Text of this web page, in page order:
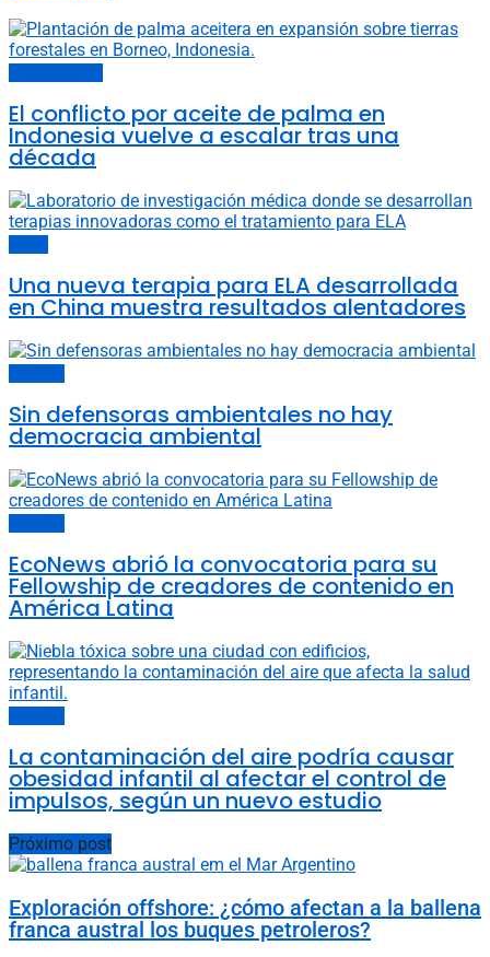
El conflicto por aceite de palma en
Indonesia vuelve a escalar tras una
década
Una nueva terapia para ELA desarrollada
en China muestra resultados alentadores
Sin defensoras ambientales no hay
democracia ambiental
EcoNews abrió la convocatoria para su
Fellowship de creadores de contenido en
América Latina
La contaminación del aire podría causar
obesidad infantil al afectar el control de
impulsos, según un nuevo estudio
Próximo post
Exploración offshore: ¿cómo afectan a la ballena
franca austral los buques petroleros?